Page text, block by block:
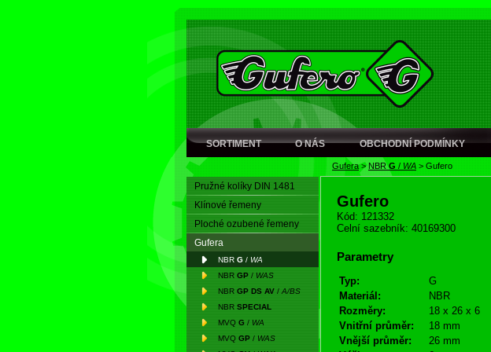
SORTIMENT O NÁS OBCHODNÍ PODMÍNKY
Gufera> NBRG / WA > Gufero
Pružné kolíky DIN 1481
Klínové řemeny
Ploché ozubené řemeny
Gufera
NBR G / WA
NBR GP / WAS
NBR GP DS AV / A/BS
NBR SPECIAL
MVQ G / WA
MVQ GP / WAS
Gufero
Kód: 121332
Celní sazebník: 40169300
Parametry
Typ:
G
Materiál:
NBR
Rozměry:
18 x 26 x 6
Vnitřní průměr:
18 mm
Vnější průměr:
26 mm